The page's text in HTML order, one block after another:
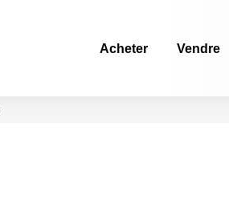
Acheter Vendre